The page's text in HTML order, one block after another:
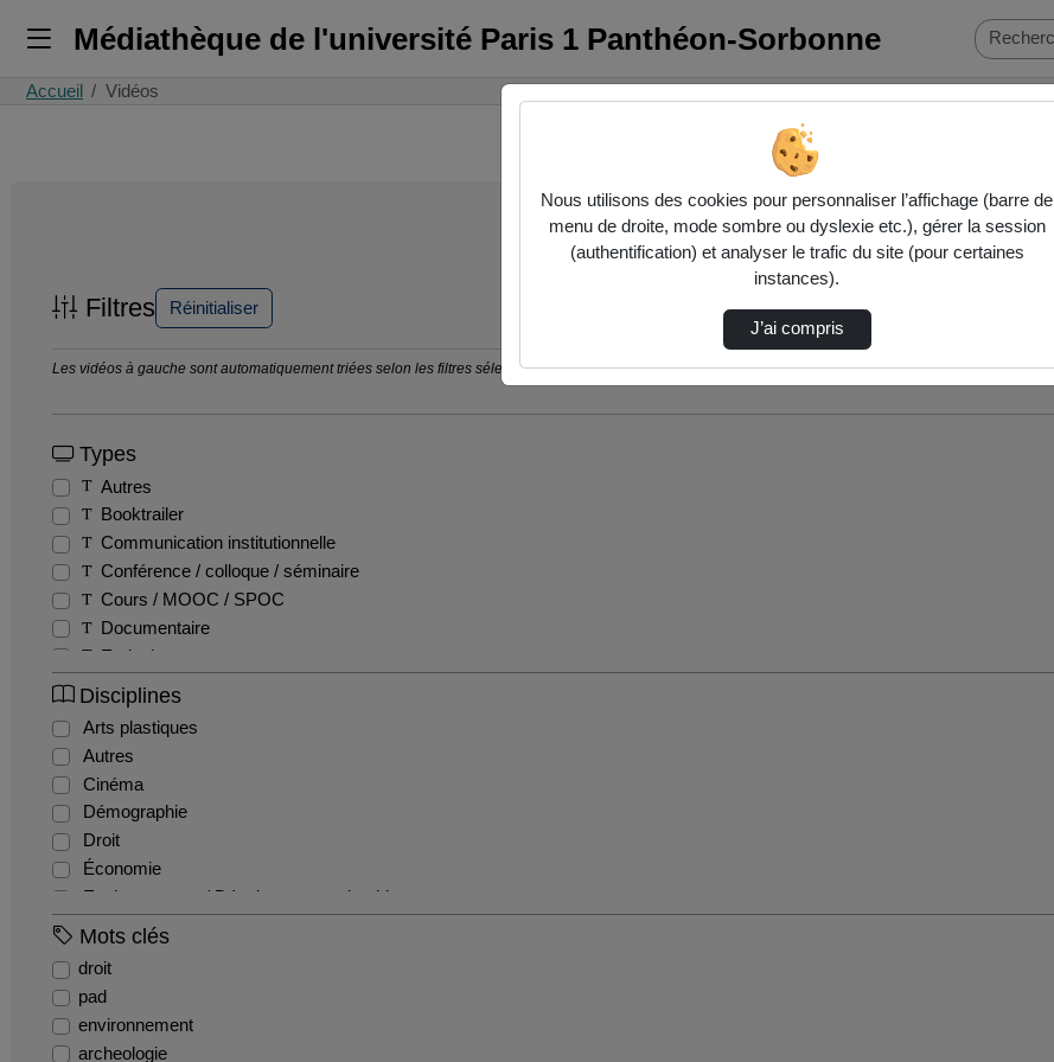
Médiathèque de l'université Paris 1 Panthéon-Sorbonne
Accueil Vidéos
Filtres Réinitialiser
Les vidéos à gauche sont automatiquement triées selon les filtres sélectionnés ci-dessous. Consultez les options pour ajuster les résultats.
Types
Autres
Booktrailer
Communication institutionnelle
Conférence / colloque / séminaire
Cours / MOOC / SPOC
Documentaire
Emission
Entretien / Témoignage / Retour d'expérience
Fiction
Film pédagogique
Reportage
Disciplines
Arts plastiques
Autres
Cinéma
Démographie
Droit
Économie
Environnement / Développement durable
EPS
Histoire
Mots clés
droit
pad
environnement
archeologie
Nous utilisons des cookies pour personnaliser l’affichage (barre de
menu de droite, mode sombre ou dyslexie etc.), gérer la session
(authentification) et analyser le trafic du site (pour certaines
instances).
J’ai compris